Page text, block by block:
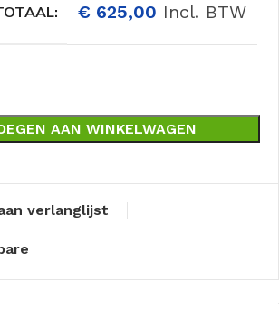
€ 625,00 Incl. BTW
AAN WINKELWAGEN
verlanglijst